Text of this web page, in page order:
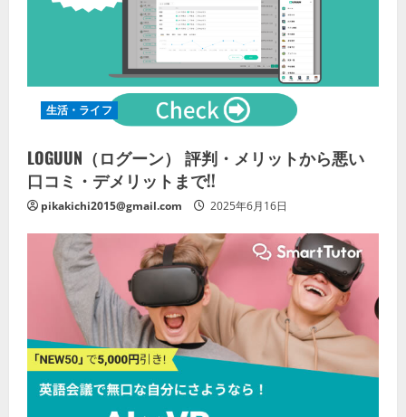
生活・ライフ
LOGUUN（ログーン） 評判・メリットから悪い
口コミ・デメリットまで!!
pikakichi2015@gmail.com 2025年6月16日